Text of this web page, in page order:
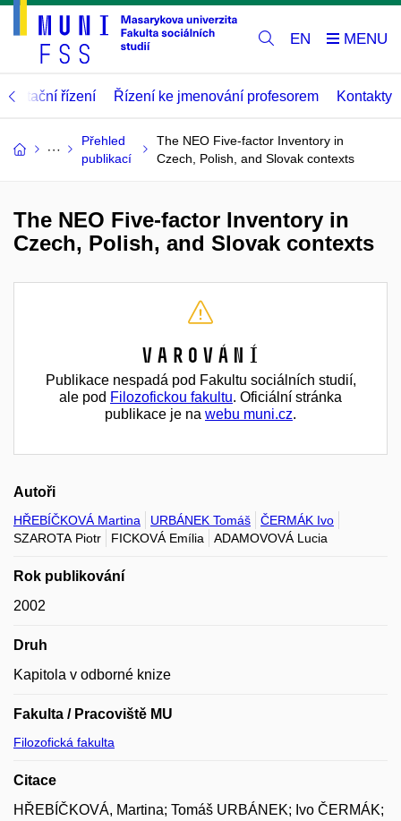
EN
řízení Řízení ke jmenování profesorem Kontakty
Přehled
publikací
The NEO Five-factor Inventory in
Czech, Polish, and Slovak contexts
The NEO Five-factor Inventory in
Czech, Polish, and Slovak contexts
Varování
Publikace nespadá pod Fakultu sociálních studií,
ale pod Filozofickou fakultu. Oficiální stránka
publikace je na webu muni.cz.
Autoři
HŘEBÍČKOVÁ Martina URBÁNEK Tomáš
ČERMÁK Ivo
SZAROTA Piotr
FICKOVÁ Emília ADAMOVOVÁ Lucia
Rok publikování
2002
Druh
Kapitola v odborné knize
Fakulta / Pracoviště MU
Filozofická fakulta
Citace
HŘEBÍČKOVÁ, Martina; Tomáš URBÁNEK; Ivo ČERMÁK;